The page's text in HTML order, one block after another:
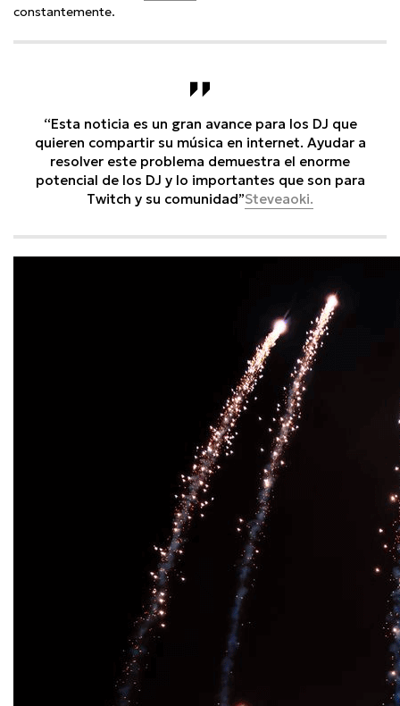
constantemente.
“Esta noticia es un gran avance para los DJ que
quieren compartir su música en internet. Ayudar a
resolver este problema demuestra el enorme
potencial de los DJ y lo importantes que son para
Twitch y su comunidad”Steveaoki.